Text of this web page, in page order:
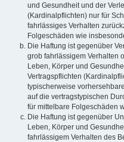
und Gesundheit und der
(Kardinalpflichten) nur für
fahrlässiges Verhalten
Folgeschäden wie
Die Haftung ist gegenüber
grob fahrlässigem Verhalten
Leben, Körper und
Vertragspflichten
typischerweise
auf die vertragstypischen
für mittelbare Folgeschäden
Die Haftung ist gegenüber
Leben, Körper und
fahrlässigem Verhalten des